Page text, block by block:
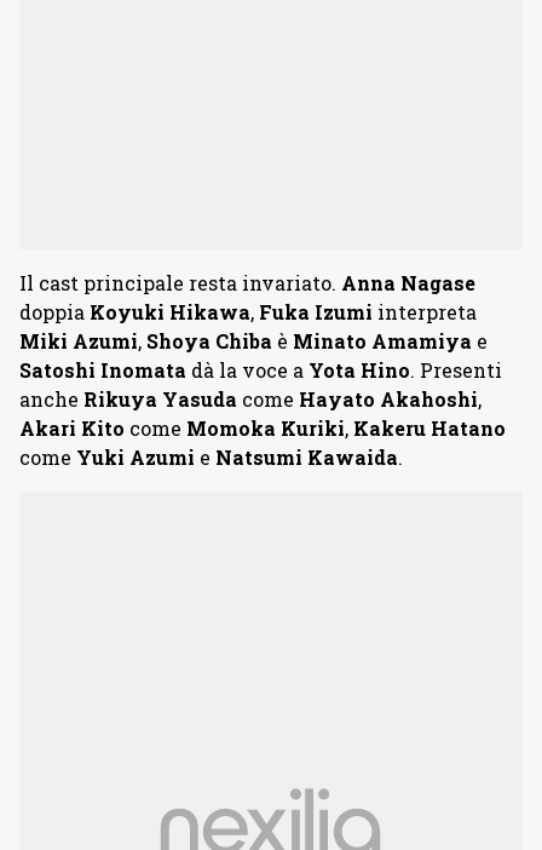
Il cast principale resta invariato. Anna Nagase
doppia Koyuki Hikawa, Fuka Izumi interpreta
Miki Azumi, Shoya Chiba è Minato Amamiya e
Satoshi Inomata dà la voce a Yota Hino. Presenti
anche Rikuya Yasuda come Hayato Akahoshi,
Akari Kito come Momoka Kuriki, Kakeru Hatano
come Yuki Azumi e Natsumi Kawaida.